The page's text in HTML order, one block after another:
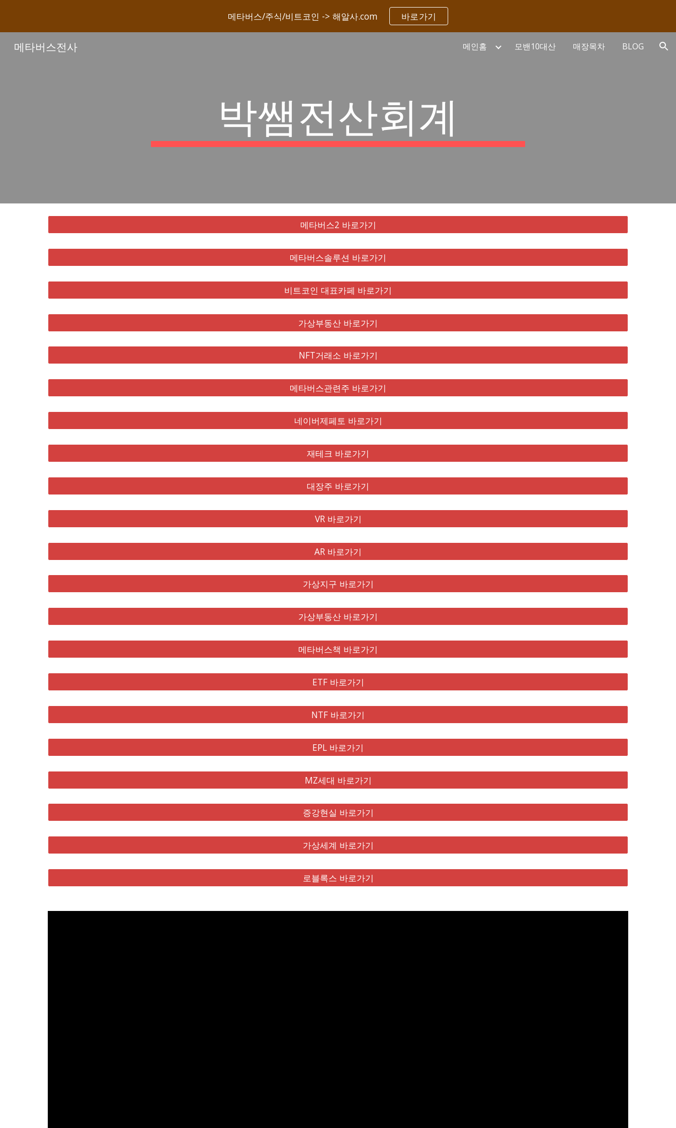
Skip to main content Skip to navigation
메타버스/주식/비트코인 -> 해알사.com 바로가기
메타버스전사 메인홈 모밴10대산 매장목차 BLOG
박쌤전산회계
메타버스2 바로가기
메타버스솔루션 바로가기
비트코인 대표카페 바로가기
가상부동산 바로가기
NFT거래소 바로가기
메타버스관련주 바로가기
네이버제페토 바로가기
재테크 바로가기
대장주 바로가기
VR 바로가기
AR 바로가기
가상지구 바로가기
가상부동산 바로가기
메타버스책 바로가기
ETF 바로가기
NTF 바로가기
EPL 바로가기
MZ세대 바로가기
증강현실 바로가기
가상세계 바로가기
로블록스 바로가기